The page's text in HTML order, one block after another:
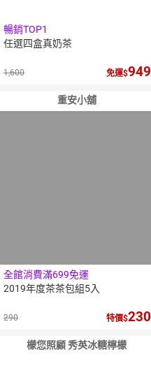
暢銷TOP1
任選四盒真奶茶
1,600 免運 949
重安小舖
全館消費滿699免運
2019年度茶茶包組5入
290 特價 230
檬您照顧 秀英冰糖檸檬